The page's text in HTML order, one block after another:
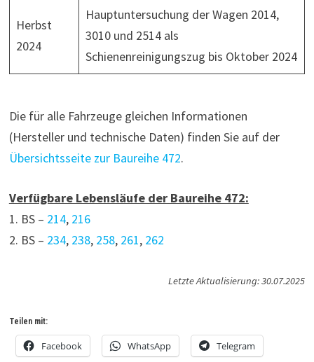
Herbst
2024
Hauptuntersuchung der Wagen 2014,
3010 und 2514 als
Schienenreinigungszug bis Oktober 2024
Die für alle Fahrzeuge gleichen Informationen
(Hersteller und technische Daten) finden Sie auf der
Übersichtsseite zur Baureihe 472.
Verfügbare Lebensläufe der Baureihe 472:
1. BS – 214, 216
2. BS – 234, 238, 258, 261, 262
Letzte Aktualisierung: 30.07.2025
Teilen mit:
Facebook WhatsApp Telegram